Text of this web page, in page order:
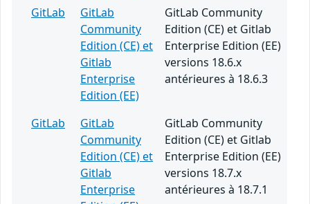
GitLab
GitLab
Community
Edition (CE) et
Gitlab
Enterprise
Edition (EE)
GitLab Community
Edition (CE) et Gitlab
Enterprise Edition (EE)
versions 18.6.x
antérieures à 18.6.3
GitLab
GitLab
Community
Edition (CE) et
Gitlab
Enterprise
GitLab Community
Edition (CE) et Gitlab
Enterprise Edition (EE)
versions 18.7.x
antérieures à 18.7.1